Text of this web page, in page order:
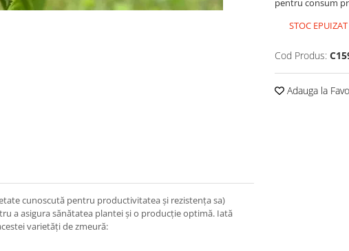
pentru consum
STOC EPUIZAT
Cod Produs:
Adauga la
cunoscută pentru productivitatea și rezistența sa)
a asigura sănătatea plantei și o producție optimă. Iată
varietăți de zmeură: